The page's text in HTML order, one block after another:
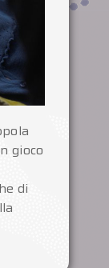
gioco
di